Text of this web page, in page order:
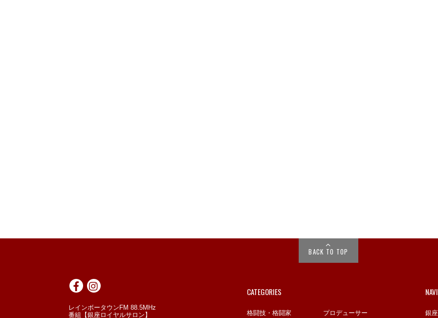
BACK TO TOP
レインボータウンFM 88.5MHz
番組【銀座ロイヤルサロン】
CATEGORIES
格闘技・格闘家 プロデューサー 銀